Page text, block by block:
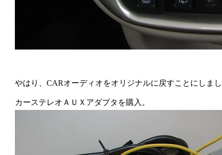
やはり、CARオーディオをオリジナルに戻すことにしま
カーステレオＡＵＸアダプタを購入。